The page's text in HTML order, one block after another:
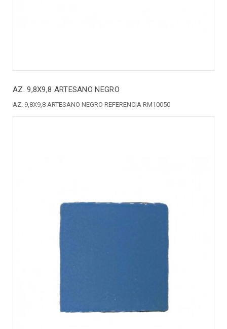
AZ. 9,8X9,8 ARTESANO NEGRO
AZ. 9,8X9,8 ARTESANO NEGRO REFERENCIA RM10050